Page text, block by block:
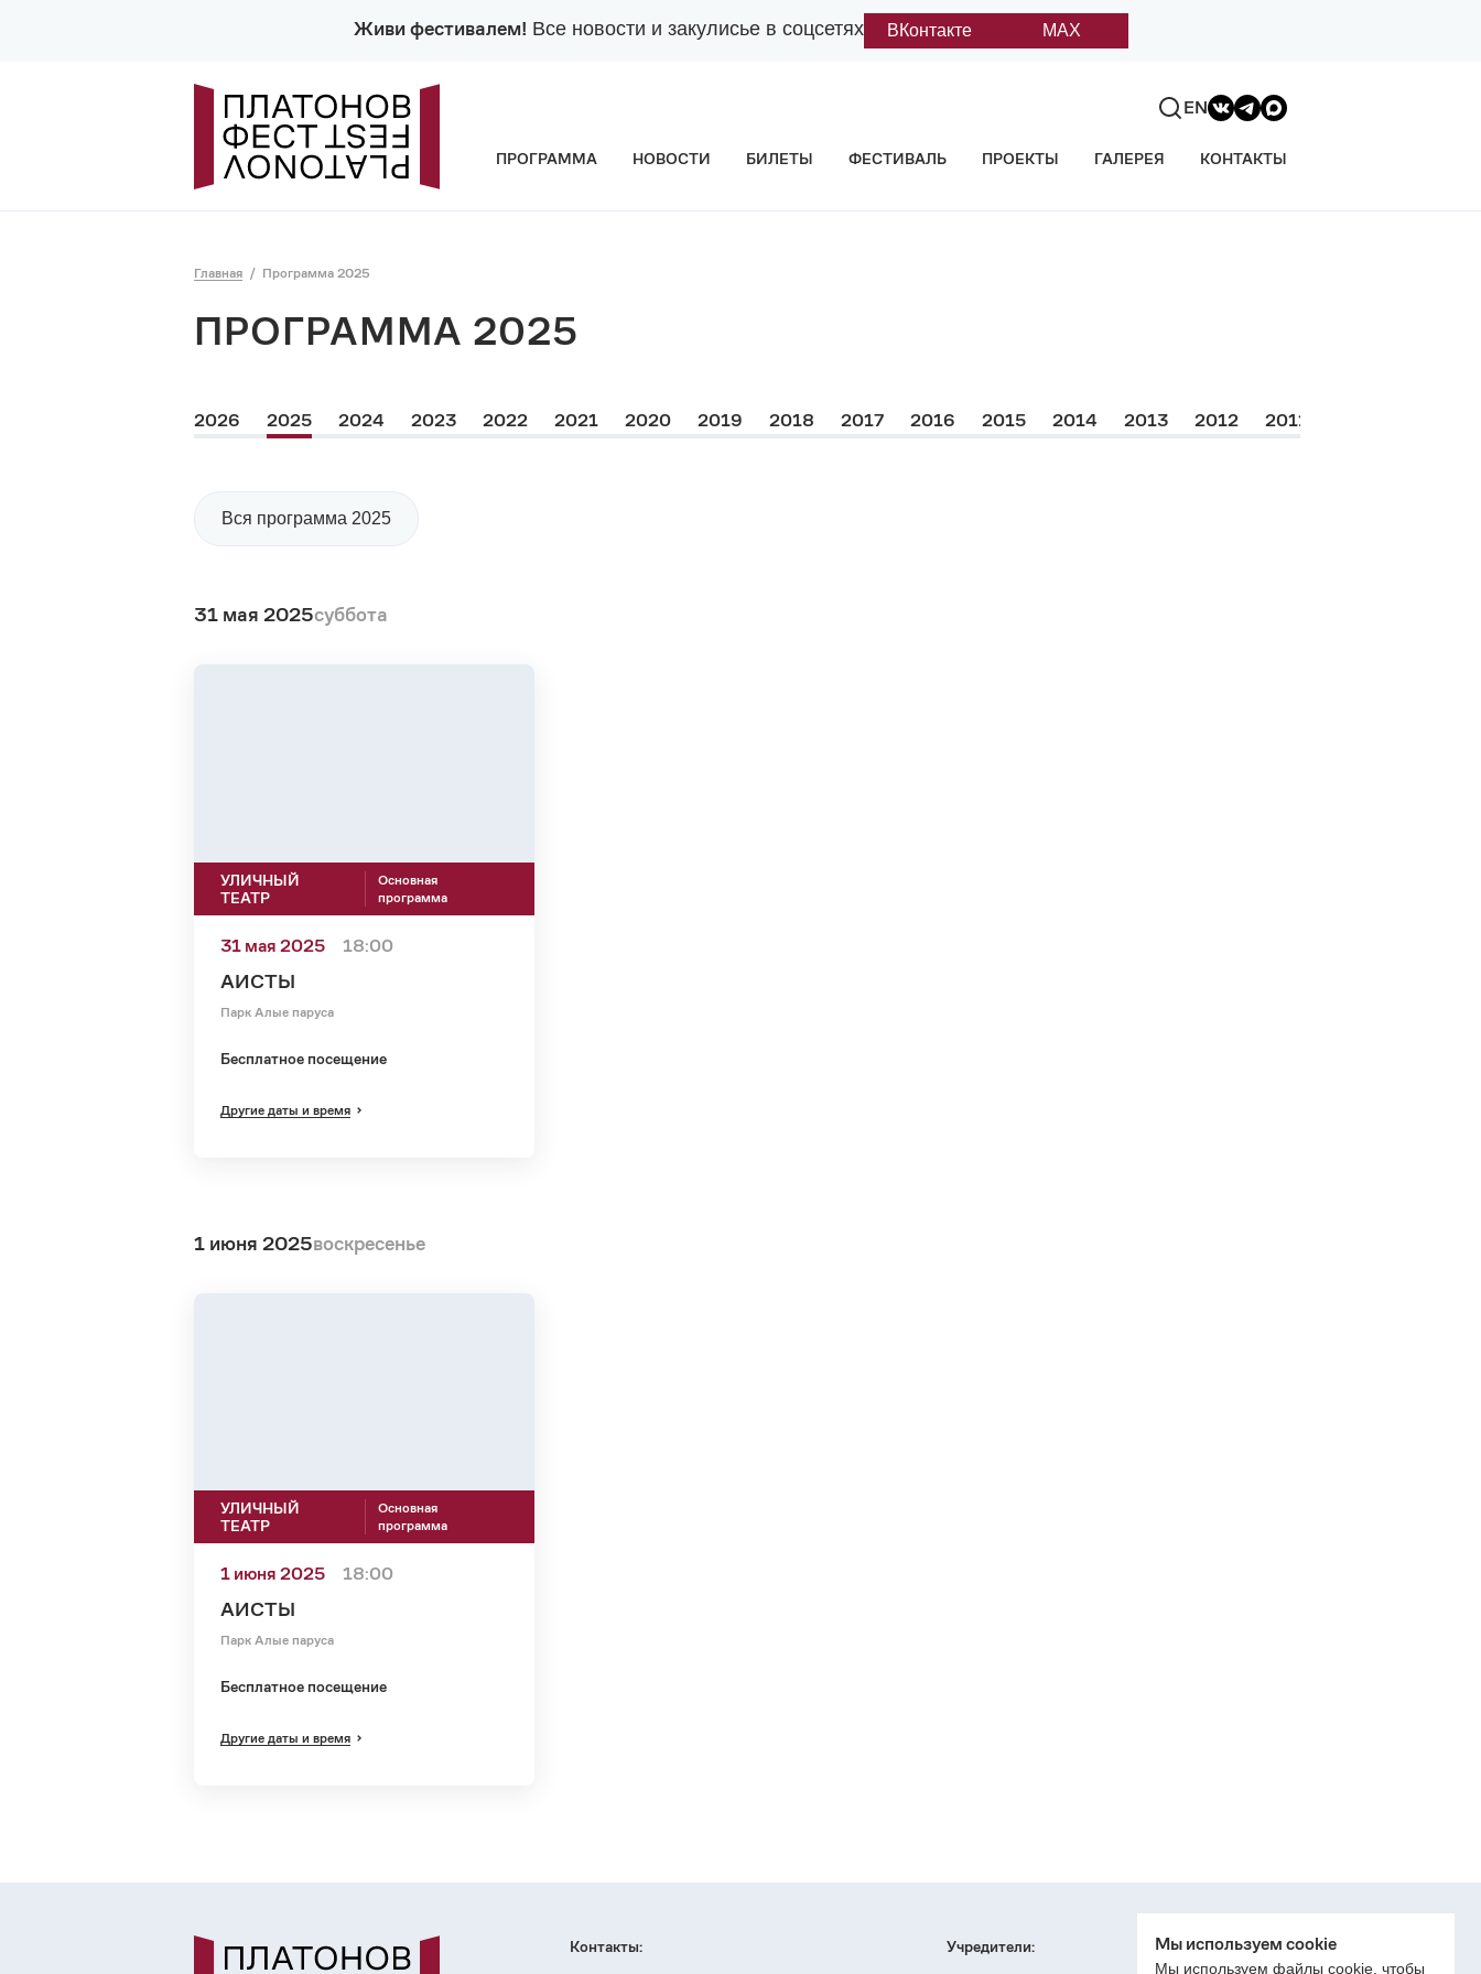
Живи фестивалем! Все новости и закулисье в соцсетях ВКонтакте MAX
ПРОГРАММА НОВОСТИ БИЛЕТЫ ФЕСТИВАЛЬ ПРОЕКТЫ ГАЛЕРЕЯ КОНТАКТЫ
EN
Главная Программа 2025
ПРОГРАММА 2025
2026 2025 2024 2023 2022 2021 2020 2019 2018 2017 2016 2015 2014 2013 2012 2011
Вся программа 2025
31 мая 2025суббота
УЛИЧНЫЙ
ТЕАТР
Основная
программа
31 мая 2025 18:00
АИСТЫ
Парк Алые паруса
Бесплатное посещение
Другие даты и время
1 июня 2025воскресенье
УЛИЧНЫЙ
ТЕАТР
Основная
программа
1 июня 2025 18:00
АИСТЫ
Парк Алые паруса
Бесплатное посещение
Другие даты и время
Контакты: Учредители: Мы используем cookie
Мы используем файлы cookie, чтобы